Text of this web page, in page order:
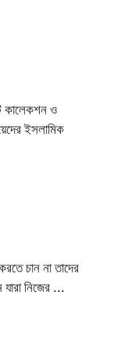
কালেকশন ও
ইসলামিক
চান না তাদের
নিজের ...